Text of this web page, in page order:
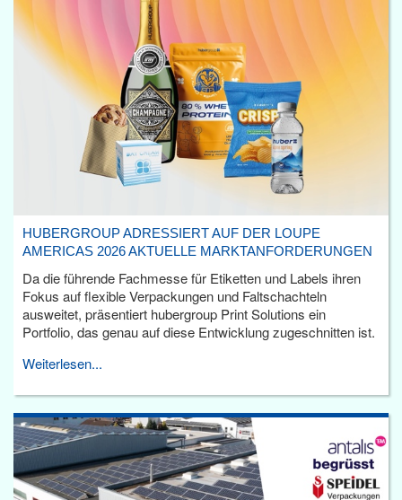
HUBERGROUP ADRESSIERT AUF DER LOUPE
AMERICAS 2026 AKTUELLE MARKTANFORDERUNGEN
Da die führende Fachmesse für Etiketten und Labels ihren
Fokus auf flexible Verpackungen und Faltschachteln
ausweitet, präsentiert hubergroup Print Solutions ein
Portfolio, das genau auf diese Entwicklung zugeschnitten ist.
Weiterlesen...